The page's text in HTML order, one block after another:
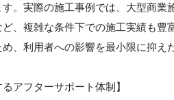
。実際の施工事例では、大型商
、複雑な条件下での施工実績も
、利用者への影響を最小限に抑え
アフターサポート体制】